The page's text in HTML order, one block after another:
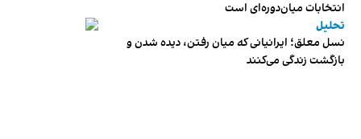
انتخابات میان‌دوره‌ای است
تحلیل
نسل معلق؛ ایرانیانی که میان رفتن، دیده شدن و
بازگشت زندگی می‌کنند